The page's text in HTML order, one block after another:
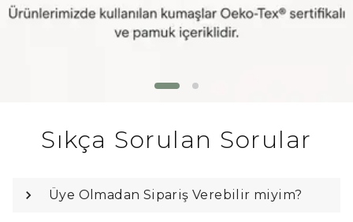
Sıkça Sorulan Sorular
Üye Olmadan Sipariş Verebilir miyim?